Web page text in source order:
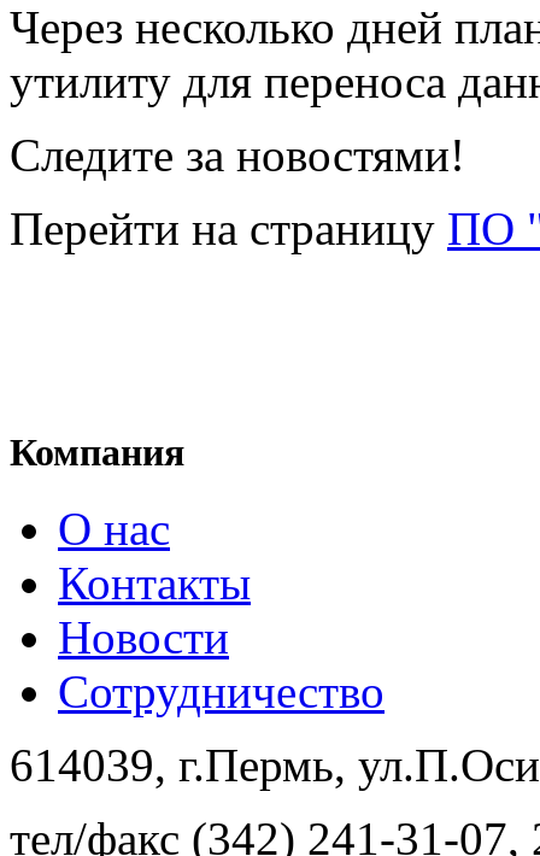
Через несколько дней
утилиту для переноса
Следите за новостями!
Перейти на страницу ПО
Компания
О нас
Контакты
Новости
Сотрудничество
614039, г.Пермь,
тел/факс (342) 241-31-07,